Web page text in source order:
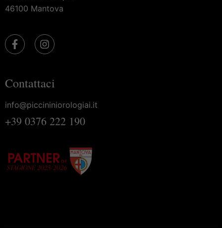
46100 Mantova
Contattaci
info@piccininiorologiai.it
+39 0376 222 190